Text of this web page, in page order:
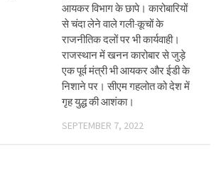
आयकर विभाग के छापे। कारोबारियों
से चंदा लेने वाले गली-कूचों के
राजनीतिक दलों पर भी कार्यवाही।
राजस्थान में खनन कारोबार से जुड़े
एक पूर्व मंत्री भी आयकर और ईडी के
निशाने पर। सीएम गहलोत को देश में
गृह युद्ध की आशंका।
SEPTEMBER 7, 2022